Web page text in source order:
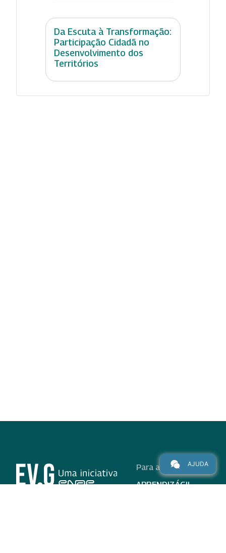
Da Escuta à Transformação:
Participação Cidadã no
Desenvolvimento dos
Territórios
Para alunos
APRENDIZÁGIL
AJUDA